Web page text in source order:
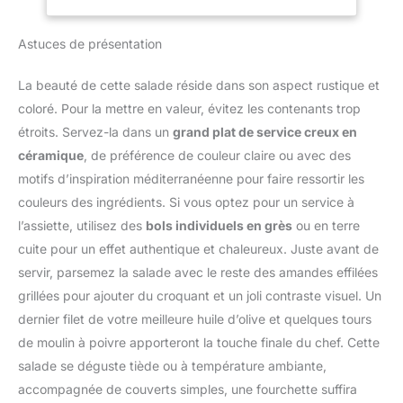
déplacement et pour les
grands repas sur l'herbe.
Le bec verseur doseur de
forme spéciale et le
couvercle anti-fuite
assurent un dressage
précis et sans gouttes. ✔
délicieux - La graduation
intégrée permet de
mesurer
directement.Pour vous
recettes sont imprimées.
L'accessoire de mélange
supplémentaire permet
en outre d'obtenir des
Astuces de présentation
La beauté de cette salade réside dans son aspect rustique et
coloré. Pour la mettre en valeur, évitez les contenants trop
étroits. Servez-la dans un grand plat de service creux en
céramique, de préférence de couleur claire ou avec des
motifs d’inspiration méditerranéenne pour faire ressortir les
couleurs des ingrédients. Si vous optez pour un service à
l’assiette, utilisez des bols individuels en grès ou en terre
cuite pour un effet authentique et chaleureux. Juste avant de
servir, parsemez la salade avec le reste des amandes effilées
grillées pour ajouter du croquant et un joli contraste visuel. Un
dernier filet de votre meilleure huile d’olive et quelques tours
de moulin à poivre apporteront la touche finale du chef. Cette
salade se déguste tiède ou à température ambiante,
accompagnée de couverts simples, une fourchette suffira